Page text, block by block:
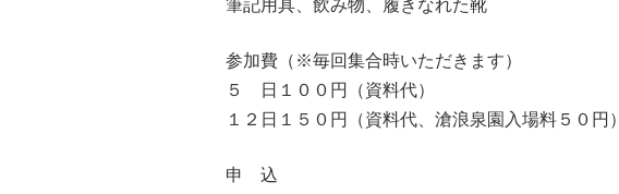
筆記用具、飲み物、履きなれた靴
参加費（※毎回集合時いただきます）
５ 日１００円（資料代）
１２日１５０円（資料代、滄浪泉園入場料５０円）
申 込